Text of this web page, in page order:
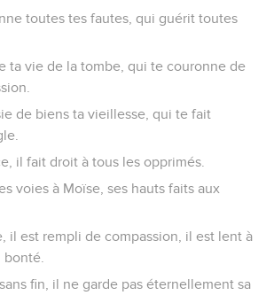
toutes tes fautes, qui guérit toutes
ta vie de la tombe, qui te couronne de
de biens ta vieillesse, qui te fait
il fait droit à tous les opprimés.
voies à Moïse, ses hauts faits aux
il est rempli de compassion, il est lent à
fin, il ne garde pas éternellement sa